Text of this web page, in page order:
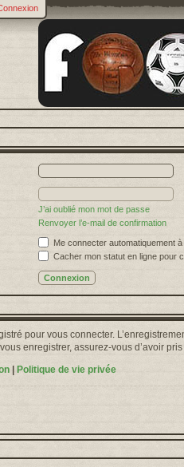
J’ai oublié mon mot de passe
Renvoyer l’e-mail de confirmation
Me connecter automatiquement
Cacher mon statut en ligne pour
pour vous connecter.
enregistrer, assurez-vous d’avoir
Politique de vie privée